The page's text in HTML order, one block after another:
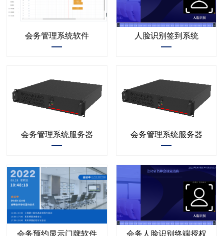
会务管理系统软件 人脸识别签到系统
会务管理系统服务器 会务管理系统服务器
会务预约显示门牌软件 会务人脸识别终端授权